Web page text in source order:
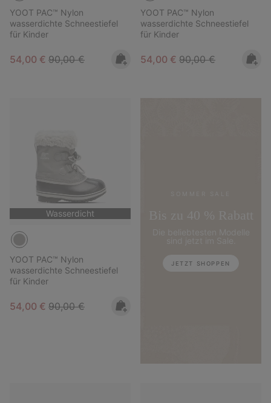
YOOT PAC™ Nylon
wasserdichte Schneestiefel
für Kinder
Sale price:
54,00 € Regular price:
90,00 €
YOOT PAC™ Nylon
wasserdichte Schneestiefel
für Kinder
Sale price:
54,00 € Regular price:
90,00 €
Wasserdicht
YOOT PAC™ Nylon
wasserdichte Schneestiefel
für Kinder
Sale price:
54,00 € Regular price:
90,00 €
JETZT SHOPPEN